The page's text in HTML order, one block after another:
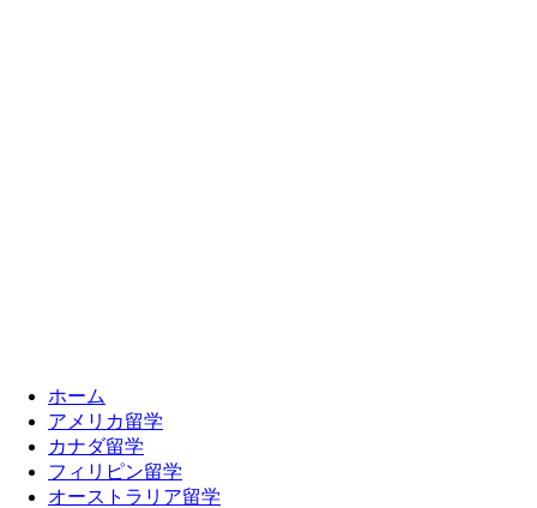
ホーム
アメリカ留学
カナダ留学
フィリピン留学
オーストラリア留学